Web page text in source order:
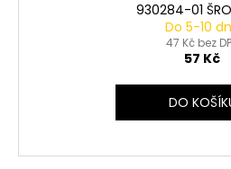
930284-01
Do 5-10
47 Kč bez
57 Kč
DO